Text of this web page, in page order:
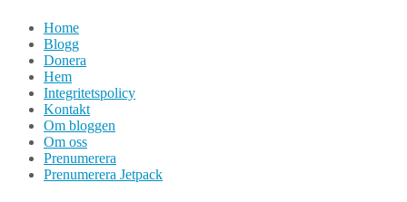
Hoppa
innehåll
Home
Blogg
Donera
Hem
Integritetspolicy
Kontakt
Om bloggen
Om oss
Prenumerera
Prenumerera Jetpack